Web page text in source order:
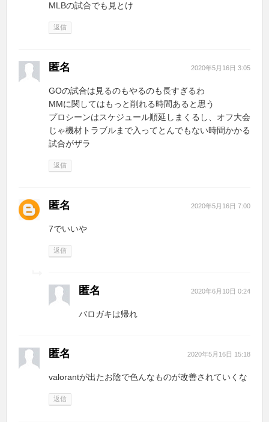
MLBの試合でも見とけ
返信
匿名 2020年5月16日 3:05
GOの試合は見るのもやるのも長すぎるわ
MMに関してはもっと削れる時間あると思う
プロシーンはスケジュール順延しまくるし、オフ大会
じゃ機材トラブルまで入ってとんでもない時間かかる
試合がザラ
返信
匿名 2020年5月16日 7:00
7でいいや
返信
匿名 2020年6月10日 0:24
バロガキは帰れ
匿名 2020年5月16日 15:18
valorantが出たお陰で色んなものが改善されていくな
返信